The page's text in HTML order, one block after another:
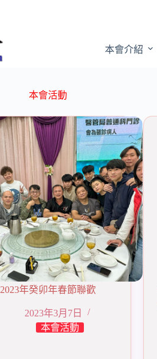
本會介紹
本會活動
2023年癸卯年春節聯歡
2023年3月7日
本會活動